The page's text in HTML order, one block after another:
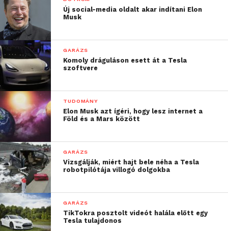
Új social-media oldalt akar indítani Elon
Musk
GARÁZS
Komoly dráguláson esett át a Tesla
szoftvere
TUDOMÁNY
Elon Musk azt ígéri, hogy lesz internet a
Föld és a Mars között
GARÁZS
Vizsgálják, miért hajt bele néha a Tesla
robotpilótája villogó dolgokba
GARÁZS
TikTokra posztolt videót halála előtt egy
Tesla tulajdonos